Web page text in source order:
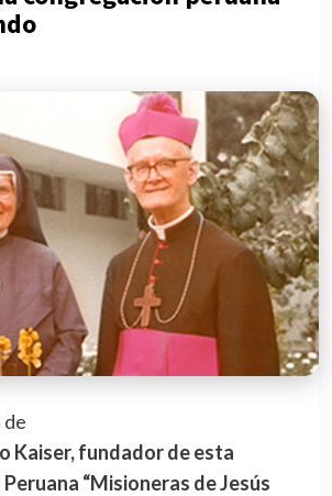
de
Kaiser, fundador de esta
“Misioneras de Jesús